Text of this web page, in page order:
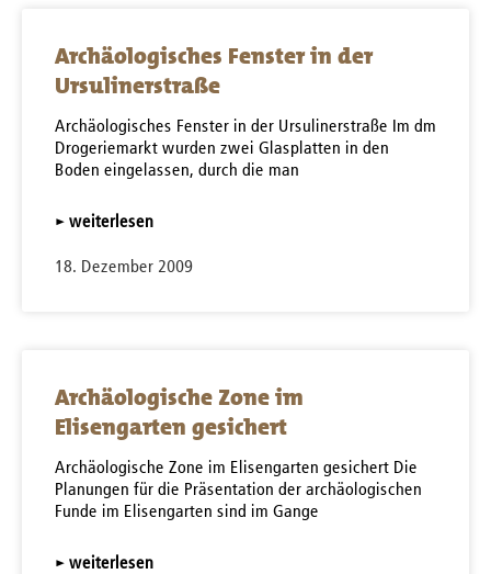
Archäologisches Fenster in der
Ursulinerstraße
Archäologisches Fenster in der Ursulinerstraße Im dm
Drogeriemarkt wurden zwei Glasplatten in den
Boden eingelassen, durch die man
▸ weiterlesen
18. Dezember 2009
Archäologische Zone im
Elisengarten gesichert
Archäologische Zone im Elisengarten gesichert Die
Planungen für die Präsentation der archäologischen
Funde im Elisengarten sind im Gange
▸ weiterlesen